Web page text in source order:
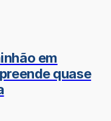
em
quase